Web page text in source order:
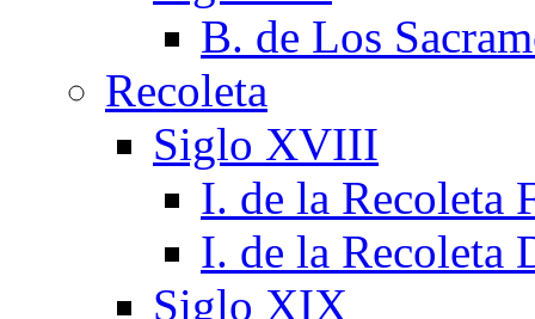
B. de Los
Recoleta
Siglo XVIII
I. de la Recoleta
I. de la Recoleta
Siglo XIX